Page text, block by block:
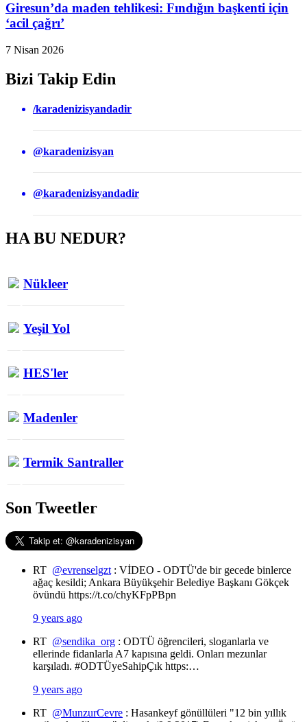
Giresun’da maden tehlikesi: Fındığın başkenti için
‘acil çağrı’
7 Nisan 2026
Bizi Takip Edin
/karadenizisyandadir
@karadenizisyan
@karadenizisyandadir
HA BU NEDUR?
Nükleer
Yeşil Yol
HES'ler
Madenler
Termik Santraller
Son Tweetler
RT @evrenselgzt : VİDEO - ODTÜ'de bir gecede binlerce
ağaç kesildi; Ankara Büyükşehir Belediye Başkanı Gökçek
övündü https://t.co/chyKFpPBpn
9 years ago
RT @sendika_org : ODTÜ öğrencileri, sloganlarla ve
ellerinde fidanlarla A7 kapısına geldi. Onları mezunlar
karşıladı. #ODTÜyeSahipÇık https:…
9 years ago
RT @MunzurCevre : Hasankeyf gönüllüleri "12 bin yıllık